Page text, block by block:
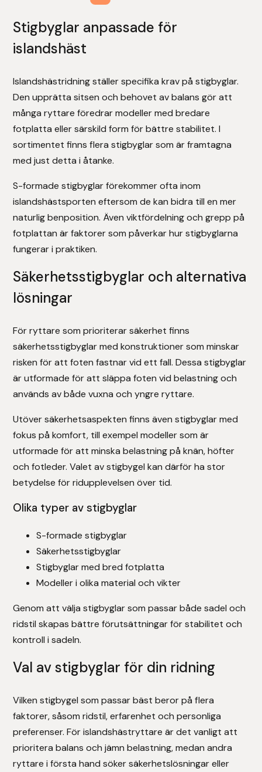
Stigbyglar anpassade för
islandshäst
Islandshästridning ställer specifika krav på stigbyglar.
Den upprätta sitsen och behovet av balans gör att
många ryttare föredrar modeller med bredare
fotplatta eller särskild form för bättre stabilitet. I
sortimentet finns flera stigbyglar som är framtagna
med just detta i åtanke.
S-formade stigbyglar förekommer ofta inom
islandshästsporten eftersom de kan bidra till en mer
naturlig benposition. Även viktfördelning och grepp på
fotplattan är faktorer som påverkar hur stigbyglarna
fungerar i praktiken.
Säkerhetsstigbyglar och alternativa
lösningar
För ryttare som prioriterar säkerhet finns
säkerhetsstigbyglar med konstruktioner som minskar
risken för att foten fastnar vid ett fall. Dessa stigbyglar
är utformade för att släppa foten vid belastning och
används av både vuxna och yngre ryttare.
Utöver säkerhetsaspekten finns även stigbyglar med
fokus på komfort, till exempel modeller som är
utformade för att minska belastning på knän, höfter
och fotleder. Valet av stigbygel kan därför ha stor
betydelse för ridupplevelsen över tid.
Olika typer av stigbyglar
S-formade stigbyglar
Säkerhetsstigbyglar
Stigbyglar med bred fotplatta
Modeller i olika material och vikter
Genom att välja stigbyglar som passar både sadel och
ridstil skapas bättre förutsättningar för stabilitet och
kontroll i sadeln.
Val av stigbyglar för din ridning
Vilken stigbygel som passar bäst beror på flera
faktorer, såsom ridstil, erfarenhet och personliga
preferenser. För islandshästryttare är det vanligt att
prioritera balans och jämn belastning, medan andra
ryttare i första hand söker säkerhetslösningar eller
Uhip
Uvex
Vals
Veredus
Walsh
Willab
Wintec